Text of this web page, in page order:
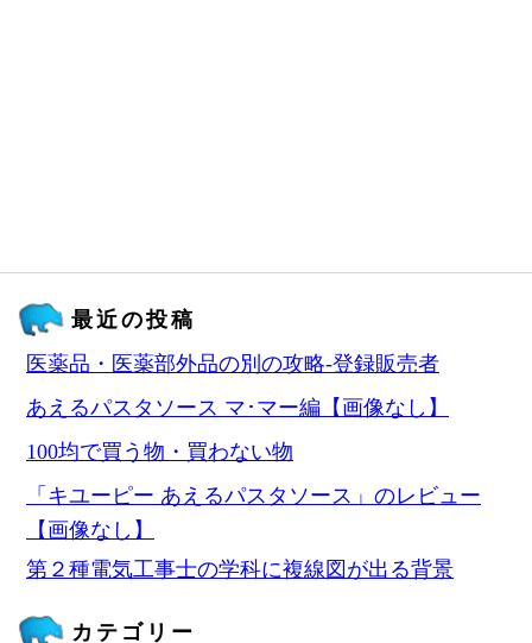
最近の投稿
医薬品・医薬部外品の別の攻略‐登録販売者
あえるパスタソース マ･マー編【画像なし】
100均で買う物・買わない物
「キユーピー あえるパスタソース」のレビュー
【画像なし】
第２種電気工事士の学科に複線図が出る背景
カテゴリー